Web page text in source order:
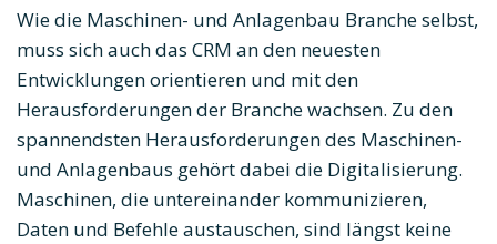
Wie die Maschinen- und Anlagenbau Branche selbst,
muss sich auch das CRM an den neuesten
Entwicklungen orientieren und mit den
Herausforderungen der Branche wachsen. Zu den
spannendsten Herausforderungen des Maschinen-
und Anlagenbaus gehört dabei die Digitalisierung.
Maschinen, die untereinander kommunizieren,
Daten und Befehle austauschen, sind längst keine